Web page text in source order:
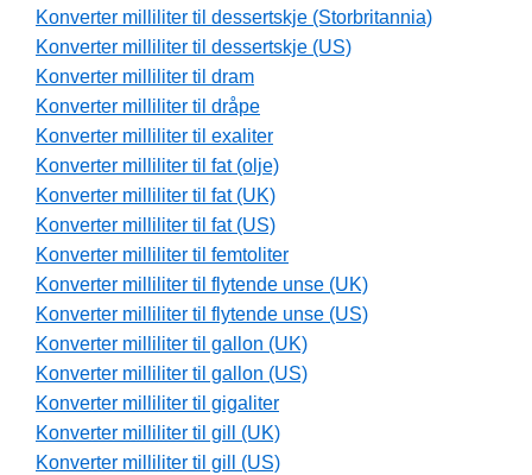
Konverter milliliter til dessertskje (Storbritannia)
Konverter milliliter til dessertskje (US)
Konverter milliliter til dram
Konverter milliliter til dråpe
Konverter milliliter til exaliter
Konverter milliliter til fat (olje)
Konverter milliliter til fat (UK)
Konverter milliliter til fat (US)
Konverter milliliter til femtoliter
Konverter milliliter til flytende unse (UK)
Konverter milliliter til flytende unse (US)
Konverter milliliter til gallon (UK)
Konverter milliliter til gallon (US)
Konverter milliliter til gigaliter
Konverter milliliter til gill (UK)
Konverter milliliter til gill (US)